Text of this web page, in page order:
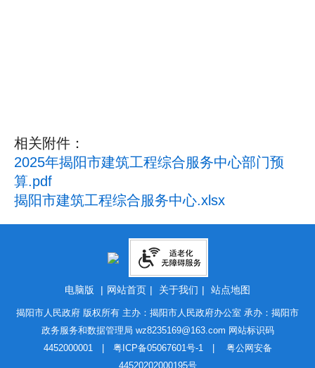
相关附件：
2025年揭阳市建筑工程综合服务中心部门预
算.pdf
揭阳市建筑工程综合服务中心.xlsx
电脑版 | 网站首页 | 关于我们 | 站点地图
揭阳市人民政府 版权所有 主办：揭阳市人民政府办公室 承办：揭阳市
政务服务和数据管理局 wz8235169@163.com 网站标识码
4452000001 | 粤ICP备05067601号-1| 粤公网安备
44520202000195号